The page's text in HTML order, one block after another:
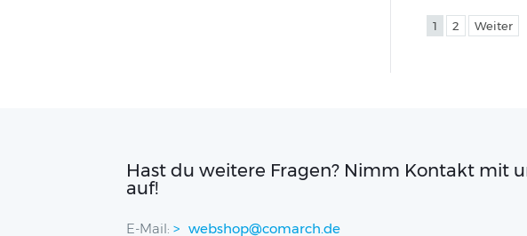
1 2 Weiter
Hast du weitere Fragen? Nimm Kontakt mit
auf!
E-Mail: webshop@comarch.de